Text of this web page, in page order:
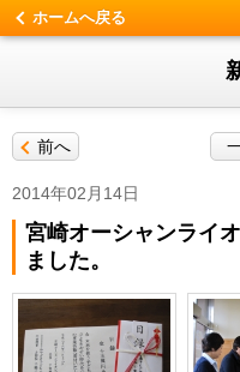
ホームへ戻る
前へ
2014年02月14日
宮崎オーシャンライ
ました。